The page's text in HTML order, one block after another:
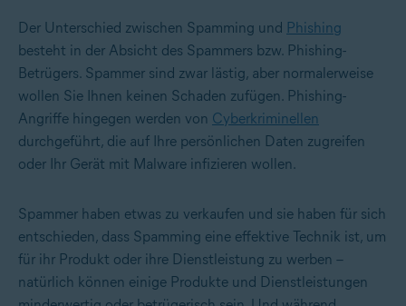
Der Unterschied zwischen Spamming und Phishing
besteht in der Absicht des Spammers bzw. Phishing-
Betrügers. Spammer sind zwar lästig, aber normalerweise
wollen Sie Ihnen keinen Schaden zufügen. Phishing-
Angriffe hingegen werden von Cyberkriminellen
durchgeführt, die auf Ihre persönlichen Daten zugreifen
oder Ihr Gerät mit Malware infizieren wollen.
Spammer haben etwas zu verkaufen und sie haben für sich
entschieden, dass Spamming eine effektive Technik ist, um
für ihr Produkt oder ihre Dienstleistung zu werben –
natürlich können einige Produkte und Dienstleistungen